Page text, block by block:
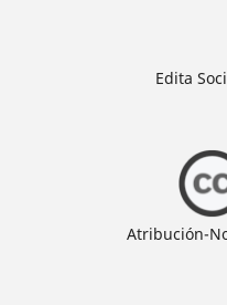
Edita
Atribución-